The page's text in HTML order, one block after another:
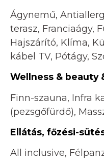
Ágynemű,
terasz, Franciaágy,
Hajszárító, Klíma,
kábel TV, Pótágy,
Wellness & beauty
Finn-szauna, Infra
(pezsgőfürdő),
Ellátás, főzési-
All inclusive,